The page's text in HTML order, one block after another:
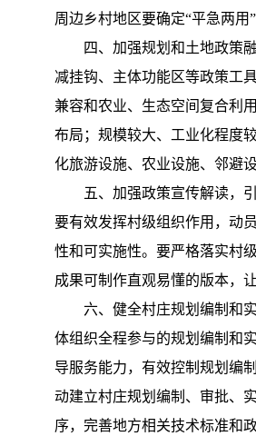
周边乡村地区要确定“平急两
四、加强规划和土地政策
减挂钩、主体功能区等政策工
兼容和农业、生态空间复合利
布局；规模较大、工业化程度
化旅游设施、农业设施、邻避
五、加强政策宣传解读，
要有效发挥村级组织作用，动
性和可实施性。要严格落实村
成果可制作直观易懂的版本，
六、健全村庄规划编制和
体组织全程参与的规划编制和
导服务能力，有效控制规划编
动建立村庄规划编制、审批、
序，完善地方相关技术标准和